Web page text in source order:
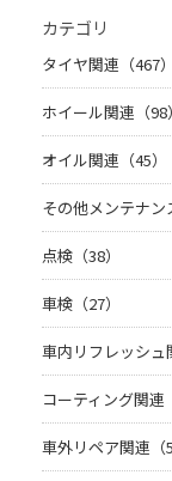
カテゴリ
タイヤ関連（467）
ホイール関連（98）
オイル関連（45）
その他メンテナン
点検（38）
車検（27）
車内リフレッシュ
コーティング関連
車外リペア関連（5